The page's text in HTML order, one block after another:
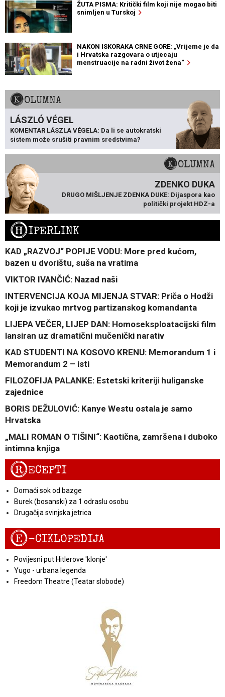
ŽUTA PISMA: Kritički film koji nije mogao biti
snimljen u Turskoj
NAKON ISKORAKA CRNE GORE: „Vrijeme je da
i Hrvatska razgovara o utjecaju
menstruacije na radni život žena“
KOLUMNA
LÁSZLÓ VÉGEL
KOMENTAR LÁSZLA VÉGELA: Da li se autokratski
sistem može srušiti pravnim sredstvima?
KOLUMNA
ZDENKO DUKA
DRUGO MIŠLJENJE ZDENKA DUKE: Dijaspora kao
politički projekt HDZ-a
HIPERLINK
KAD „RAZVOJ“ POPIJE VODU: More pred kućom,
bazen u dvorištu, suša na vratima
VIKTOR IVANČIĆ: Nazad naši
INTERVENCIJA KOJA MIJENJA STVAR: Priča o Hodži
koji je izvukao mrtvog partizanskog komandanta
LIJEPA VEČER, LIJEP DAN: Homoseksploatacijski film
lansiran uz dramatični mučenički narativ
KAD STUDENTI NA KOSOVO KRENU: Memorandum 1 i
Memorandum 2 – isti
FILOZOFIJA PALANKE: Estetski kriteriji huliganske
zajednice
BORIS DEŽULOVIĆ: Kanye Westu ostala je samo
Hrvatska
„MALI ROMAN O TIŠINI“: Kaotična, zamršena i duboko
intimna knjiga
RECEPTI
Domaći sok od bazge
Burek (bosanski) za 1 odraslu osobu
Drugačija svinjska jetrica
E-CIKLOPEDIJA
Povijesni put Hitlerove 'klonje'
Yugo - urbana legenda
Freedom Theatre (Teatar slobode)